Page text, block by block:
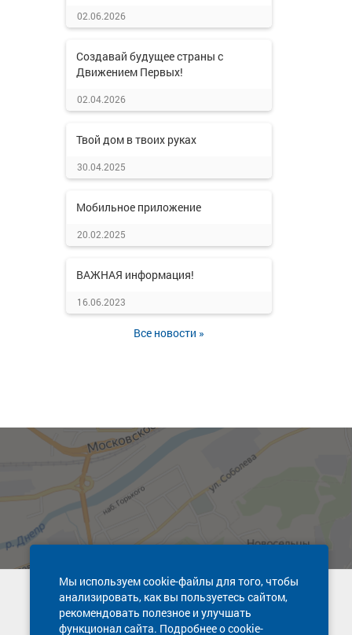
02.06.2026
Создавай будущее страны с
Движением Первых!
02.04.2026
Твой дом в твоих руках
30.04.2025
Мобильное приложение
20.02.2025
ВАЖНАЯ информация!
16.06.2023
Все новости »
Мы используем cookie-файлы для того, чтобы
анализировать, как вы пользуетесь сайтом,
рекомендовать полезное и улучшать
функционал сайта. Подробнее о cookie-
Техническая поддержка сайта
8 800 600-03-38